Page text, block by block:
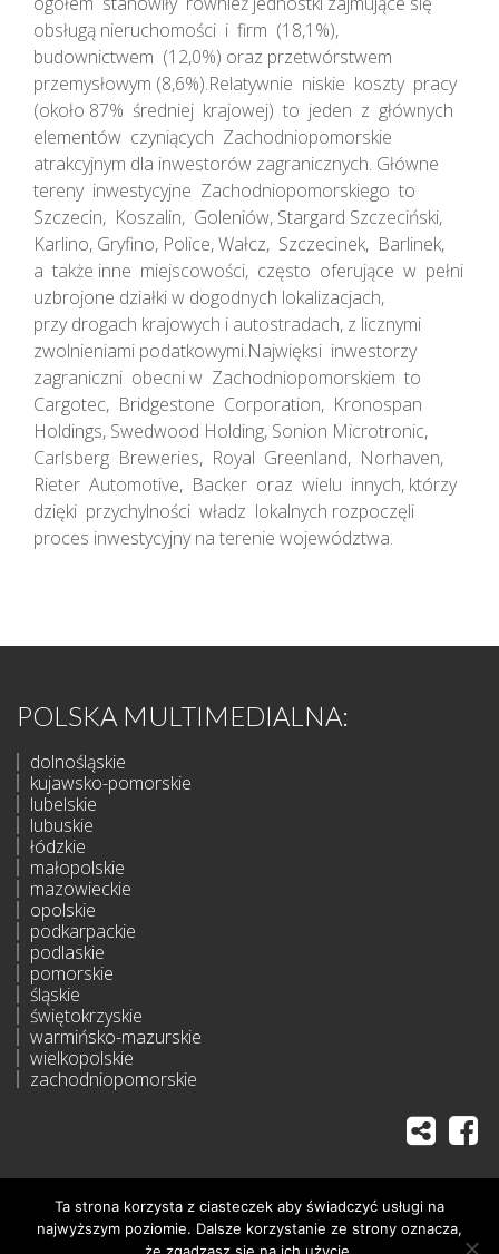
obsługą nieruchomości i firm (18,1%),
budownictwem (12,0%) oraz przetwórstwem
przemysłowym (8,6%).Relatywnie niskie koszty pracy
(około 87% średniej krajowej) to jeden z głównych
elementów czyniących Zachodniopomorskie
atrakcyjnym dla inwestorów zagranicznych. Główne
tereny inwestycyjne Zachodniopomorskiego to
Szczecin, Koszalin, Goleniów, Stargard Szczeciński,
Karlino, Gryfino, Police, Wałcz, Szczecinek, Barlinek,
a także inne miejscowości, często oferujące w pełni
uzbrojone działki w dogodnych lokalizacjach,
przy drogach krajowych i autostradach, z licznymi
zwolnieniami podatkowymi.Najwięksi inwestorzy
zagraniczni obecni w Zachodniopomorskiem to
Cargotec, Bridgestone Corporation, Kronospan
Holdings, Swedwood Holding, Sonion Microtronic,
Carlsberg Breweries, Royal Greenland, Norhaven,
Rieter Automotive, Backer oraz wielu innych, którzy
dzięki przychylności władz lokalnych rozpoczęli
proces inwestycyjny na terenie województwa.
POLSKA MULTIMEDIALNA:
dolnośląskie
kujawsko-pomorskie
lubelskie
lubuskie
łódzkie
małopolskie
mazowieckie
opolskie
podkarpackie
podlaskie
pomorskie
śląskie
świętokrzyskie
warmińsko-mazurskie
wielkopolskie
zachodniopomorskie
Ta strona korzysta z ciasteczek aby świadczyć usługi na
najwyższym poziomie. Dalsze korzystanie ze strony oznacza,